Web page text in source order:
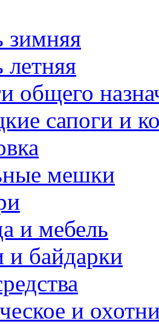
зимняя
общего
сапоги и
мешки
и мебель
и байдарки
и